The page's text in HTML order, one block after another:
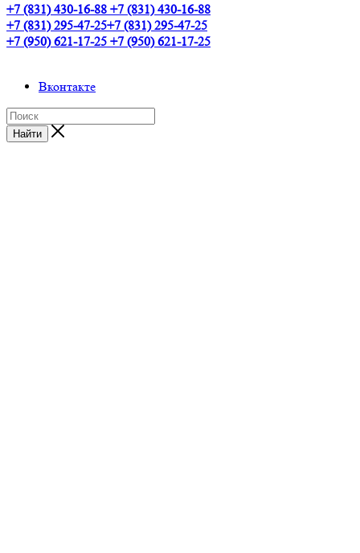
+7 (831) 430-16-88 +7 (831) 430-16-88
+7 (831) 295-47-25+7 (831) 295-47-25
+7 (950) 621-17-25 +7 (950) 621-17-25
Вконтакте
Найти